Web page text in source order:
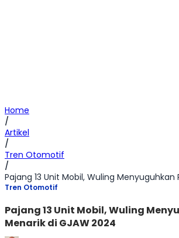
Home
/
Artikel
/
Tren Otomotif
/
Tren Otomotif
Pajang 13 Unit Mobil, Wuling
Menarik di GJAW 2024